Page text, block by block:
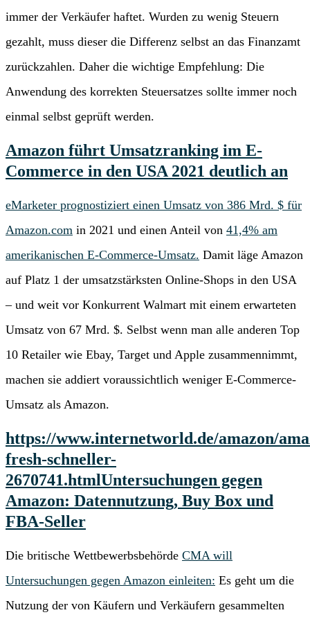
immer der Verkäufer haftet. Wurden zu wenig Steuern
gezahlt, muss dieser die Differenz selbst an das Finanzamt
zurückzahlen. Daher die wichtige Empfehlung: Die
Anwendung des korrekten Steuersatzes sollte immer noch
einmal selbst geprüft werden.
Amazon führt Umsatzranking im E-
Commerce in den USA 2021 deutlich an
eMarketer prognostiziert einen Umsatz von 386 Mrd. $ für
Amazon.com in 2021 und einen Anteil von 41,4% am
amerikanischen E-Commerce-Umsatz. Damit läge Amazon
auf Platz 1 der umsatzstärksten Online-Shops in den USA
– und weit vor Konkurrent Walmart mit einem erwarteten
Umsatz von 67 Mrd. $. Selbst wenn man alle anderen Top
10 Retailer wie Ebay, Target und Apple zusammennimmt,
machen sie addiert voraussichtlich weniger E-Commerce-
Umsatz als Amazon.
https://www.internetworld.de/amazon/
fresh-schneller-
2670741.htmlUntersuchungen gegen
Amazon: Datennutzung, Buy Box und
FBA-Seller
Die britische Wettbewerbsbehörde CMA will
Untersuchungen gegen Amazon einleiten: Es geht um die
Nutzung der von Käufern und Verkäufern gesammelten